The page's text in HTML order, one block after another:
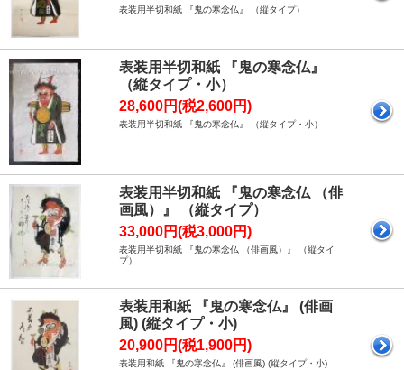
表装用半切和紙 『鬼の寒念仏』 （縦タイプ）
表装用半切和紙 『鬼の寒念仏』
（縦タイプ・小）
28,600円(税2,600円)
表装用半切和紙 『鬼の寒念仏』 （縦タイプ・小）
表装用半切和紙 『鬼の寒念仏 （俳
画風）』 （縦タイプ）
33,000円(税3,000円)
表装用半切和紙 『鬼の寒念仏 （俳画風）』 （縦タイ
プ）
表装用和紙 『鬼の寒念仏』 (俳画
風) (縦タイプ・小)
20,900円(税1,900円)
表装用和紙 『鬼の寒念仏』 (俳画風) (縦タイプ・小)